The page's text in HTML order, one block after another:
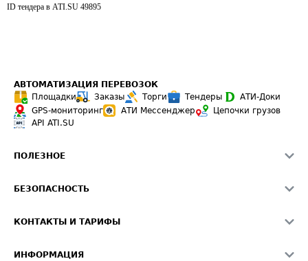
ID тендера в ATI.SU 49895
АВТОМАТИЗАЦИЯ ПЕРЕВОЗОК
Площадки
Заказы Торги Тендеры
АТИ-Доки
GPS-мониторинг
АТИ Мессенджер
Цепочки грузов
API ATI.SU
ПОЛЕЗНОЕ
Звезды ATI.SU на вашем сайте
Средние ставки
БЕЗОПАСНОСТЬ
Светофор+
КОНТАКТЫ И ТАРИФЫ
ИНФОРМАЦИЯ